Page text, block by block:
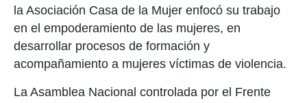
la Asociación Casa de la Mujer enfocó su trabajo
en el empoderamiento de las mujeres, en
desarrollar procesos de formación y
acompañamiento a mujeres víctimas de violencia.
La Asamblea Nacional controlada por el Frente